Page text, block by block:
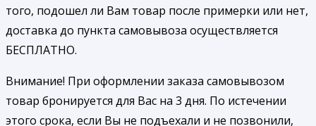
того, подошел ли Вам товар после примерки или нет,
доставка до пункта самовывоза осуществляется
БЕСПЛАТНО.
Внимание! При оформлении заказа самовывозом
товар бронируется для Вас на 3 дня. По истечении
этого срока, если Вы не подъехали и не позвонили,